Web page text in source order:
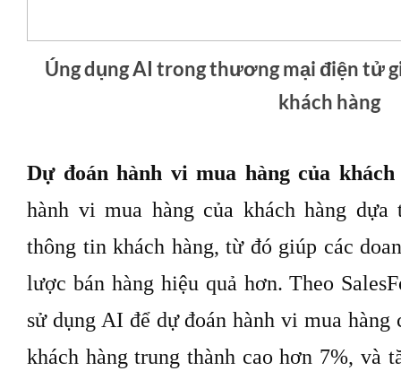
Úng dụng AI trong thương mại điện tử
khách hàng
Dự đoán hành vi mua hàng của
hành vi mua hàng của khách hàng
thông tin khách hàng, từ đó giúp các
lược bán hàng hiệu quả hơn. Theo
sử dụng AI để dự đoán hành vi mua hàng
khách hàng trung thành cao hơn 7%, và